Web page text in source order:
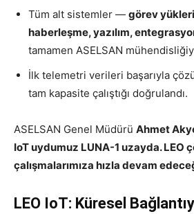
Tüm alt sistemler — görev
haberleşme, yazılım,
tamamen ASELSAN
İlk telemetri verileri başarıyla
tam kapasite çalıştığı doğrulandı.
ASELSAN Genel Müdürü Ahmet
IoT uydumuz LUNA-1 uzayda. LEO
çalışmalarımıza hızla devam
LEO IoT: Küresel